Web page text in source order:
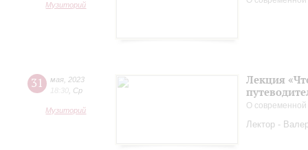
Музиторий
31 мая 2023
18:30 Ср
Музиторий
Лекция
О
Лектор -